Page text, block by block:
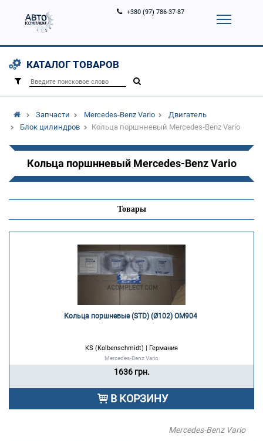
0)
Услуги
+380 (97) 786-37-87
КАТАЛОГ ТОВАРОВ
Запчасти Mercedes-Benz Vario
Двигатель
Блок цилиндров
Кольца поршнневый Mercedes-Benz Vario
Кольца поршнневый Mercedes-Benz Vario
Товары
Кольца поршневые (STD) (Ø102) OM904
KS (Kolbenschmidt) | Германия
Mercedes-Benz Vario
1636 грн.
В КОРЗИНУ
Mercedes-Benz Vario